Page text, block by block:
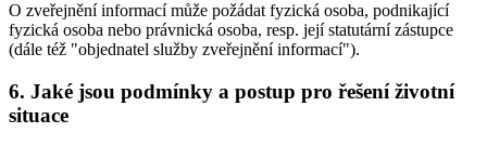
O zveřejnění informací může požádat fyzická osoba, podnikající
fyzická osoba nebo právnická osoba, resp. její statutární zástupce
(dále též "objednatel služby zveřejnění informací").
6. Jaké jsou podmínky a postup pro řešení životní
situace